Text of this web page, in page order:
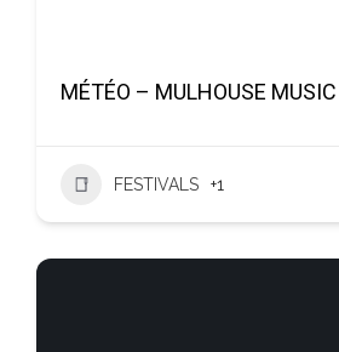
MÉTÉO – MULHOUSE
FESTIVALS +1